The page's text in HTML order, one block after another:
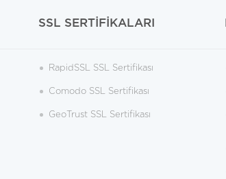
SSL SERTİFİKALARI
RapidSSL SSL Sertifikası
Comodo SSL Sertifikası
GeoTrust SSL Sertifikası